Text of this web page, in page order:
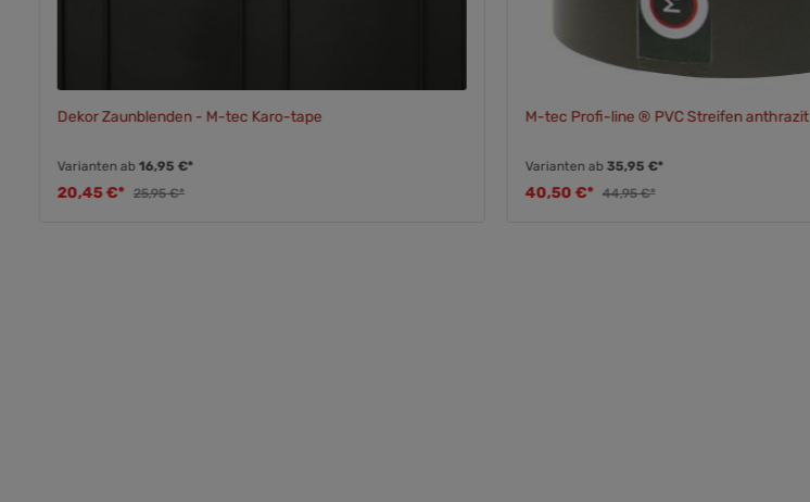
Dekor Zaunblenden - M-tec Karo-tape
Varianten ab16,95 €*
20,45 €* 25,95 €*
M-tec Profi-line ® PVC Streifen anthrazit
Varianten ab35,95 €*
40,50 €* 44,95 €*